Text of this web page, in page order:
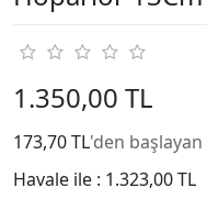
1.350,00 TL
173,70 TL'den
Havale ile : 1.323,00 TL